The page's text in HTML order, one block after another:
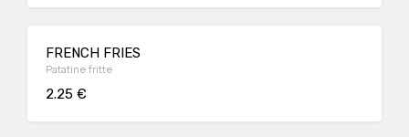
FRENCH FRIES
Patatine fritte
2.25 €